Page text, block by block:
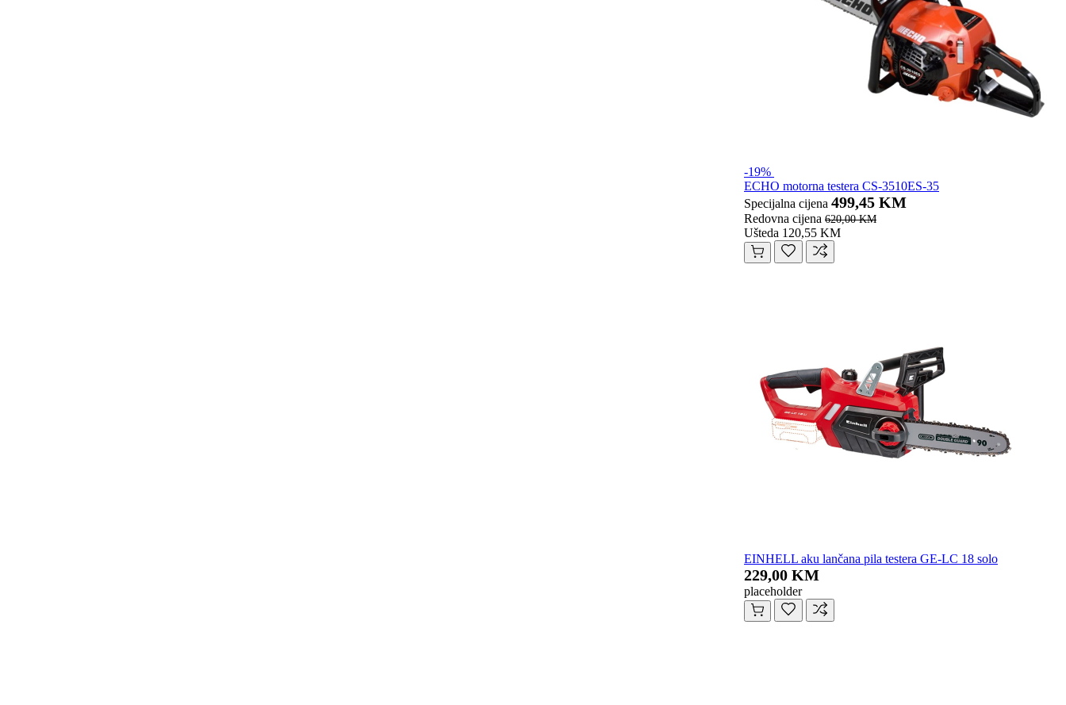
-19%
ECHO motorna testera CS-3510ES-35
Specijalna cijena 499,45 KM
Redovna cijena 620,00 KM
Ušteda 120,55 KM
EINHELL aku lančana pila testera GE-LC 18 solo
229,00 KM
placeholder